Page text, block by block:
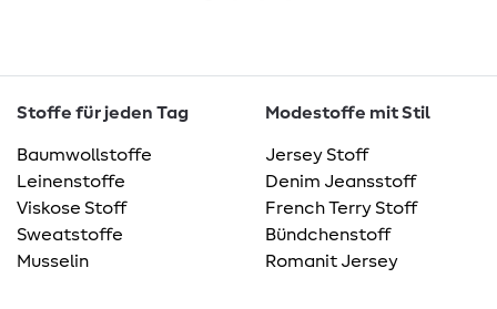
Stoffe für jeden Tag
Baumwollstoffe
Leinenstoffe
Viskose Stoff
Sweatstoffe
Musselin
Modestoffe mit Stil
Jersey Stoff
Denim Jeansstoff
French Terry Stoff
Bündchenstoff
Romanit Jersey